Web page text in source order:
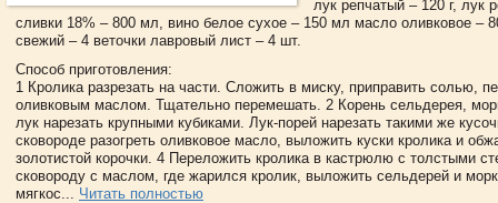
лук репчатый – 120 г, лук
сливки 18% – 800 мл, вино белое сухое – 150 мл масло оливковое –
свежий – 4 веточки лавровый лист – 4 шт.
Способ приготовления:
1 Кролика разрезать на части. Сложить в миску, приправить солью,
оливковым маслом. Тщательно перемешать. 2 Корень сельдерея,
лук нарезать крупными кубиками. Лук-порей нарезать такими же
сковороде разогреть оливковое масло, выложить куски кролика и
золотистой корочки. 4 Переложить кролика в кастрюлю с толстыми
сковороду с маслом, где жарился кролик, выложить сельдерей и
мягкос... Читать полностью